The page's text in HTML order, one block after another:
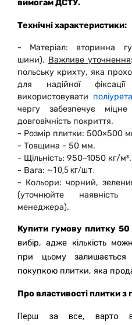
вимогамДСТУ.
Технічні характеристики:
- Матеріал: вторинна
шини). Важливе уточнення
польську крихту, яка
для надійної
використовувати
чергу забезпечує
довговічність покриття.
- Розмір плитки: 500×500
- Товщина - 50 мм.
- Щільність: 950–1050 кг/м³.
- Вага: ~10,5 кг/шт.
- Кольори: чорний,
(уточнюйте
менеджера).
Купити гумову плитку
вибір, адже кількість
при цьому залишається
покупкою плитки, яка
Про властивості плитки з
Перш за все, варто